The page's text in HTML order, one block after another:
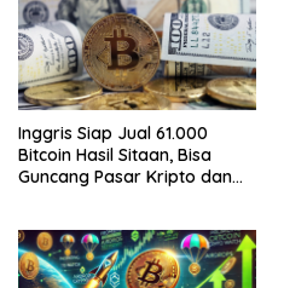
Inggris Siap Jual 61.000
Bitcoin Hasil Sitaan, Bisa
Guncang Pasar Kripto dan